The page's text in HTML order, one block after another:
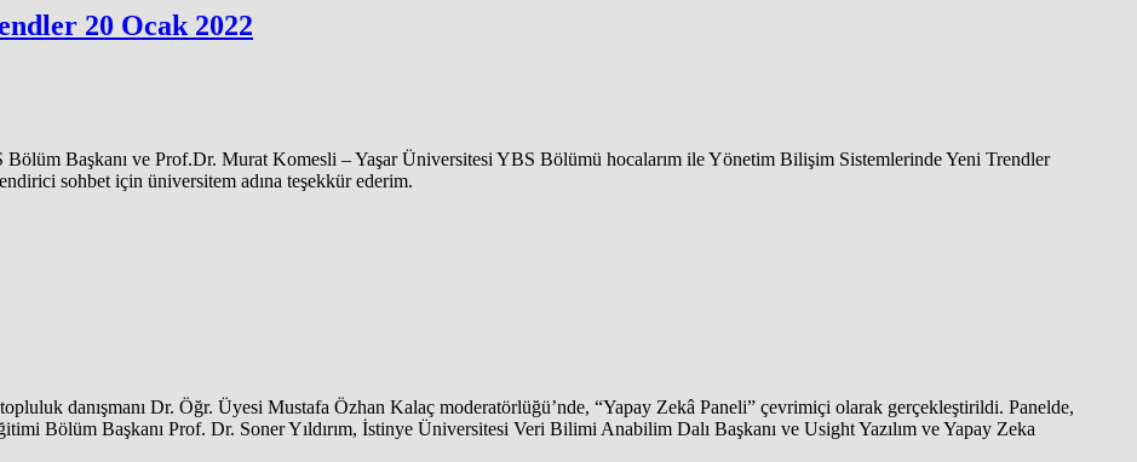
20 Ocak 2022
Başkanı ve Prof.Dr. Murat Komesli – Yaşar Üniversitesi YBS Bölümü hocalarım ile Yönetim Bilişim Sistemlerinde Yeni Trendler
sohbet için üniversitem adına teşekkür ederim.
danışmanı Dr. Öğr. Üyesi Mustafa Özhan Kalaç moderatörlüğü’nde, “Yapay Zekâ Paneli” çevrimiçi olarak gerçekleştirildi. Panelde,
Bölüm Başkanı Prof. Dr. Soner Yıldırım, İstinye Üniversitesi Veri Bilimi Anabilim Dalı Başkanı ve Usight Yazılım ve Yapay Zeka